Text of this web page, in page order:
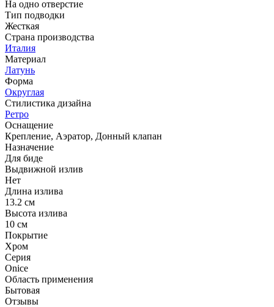
На одно отверстие
Тип подводки
Жесткая
Страна производства
Италия
Материал
Латунь
Форма
Округлая
Стилистика дизайна
Ретро
Оснащение
Крепление, Аэратор, Донный клапан
Назначение
Для биде
Выдвижной излив
Нет
Длина излива
13.2 см
Высота излива
10 см
Покрытие
Хром
Серия
Onice
Область применения
Бытовая
Отзывы